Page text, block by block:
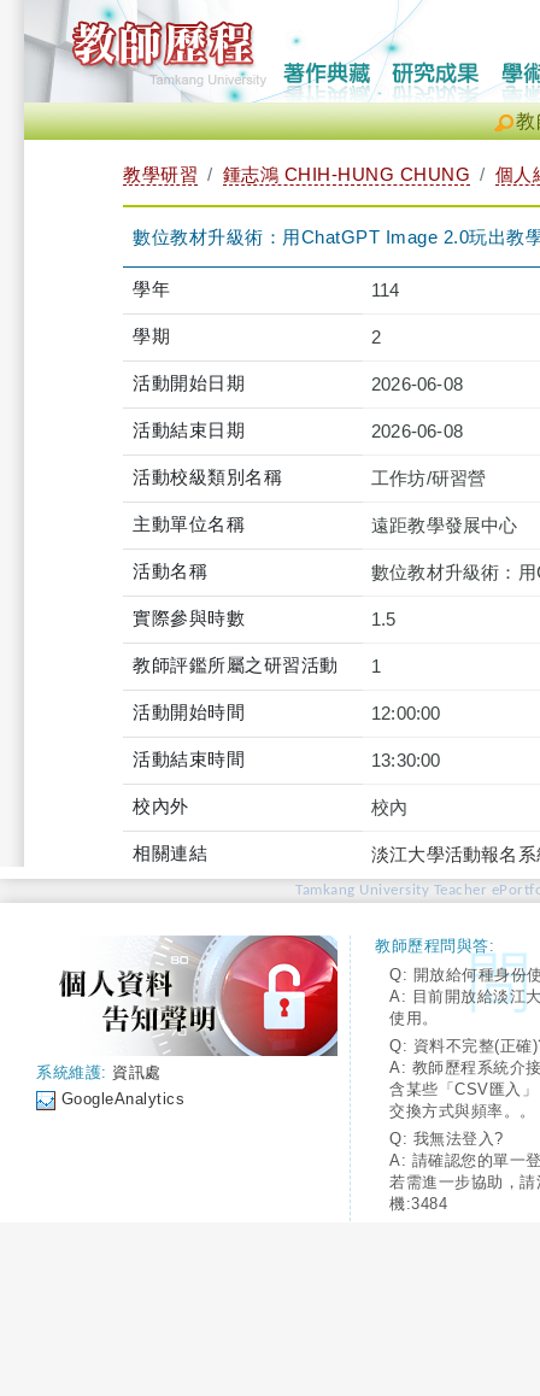
教
教學研習 鍾志鴻 CHIH-HUNG CHUNG 個人
數位教材升級術：用ChatGPT Image 2.0玩出教
學年 114
學期 2
活動開始日期 2026-06-08
活動結束日期 2026-06-08
活動校級類別名稱 工作坊/研習營
主動單位名稱 遠距教學發展中心
活動名稱 數位教材升級術：
實際參與時數 1.5
教師評鑑所屬之研習活動 1
活動開始時間 12:00:00
活動結束時間 13:30:00
校內外 校內
相關連結 淡江大學活動報名
Tamkang University Teacher
系統維護: 資訊處
GoogleAnalytics
教師歷程問與答:
Q: 開放給何種身份
A: 目前開放給淡江
使用。
Q: 資料不完整(正確
A: 教師歷程系統介
含某些「CSV匯入
交換方式與頻率。。
Q: 我無法登入?
A: 請確認您的單一
若需進一步協助，
機:3484